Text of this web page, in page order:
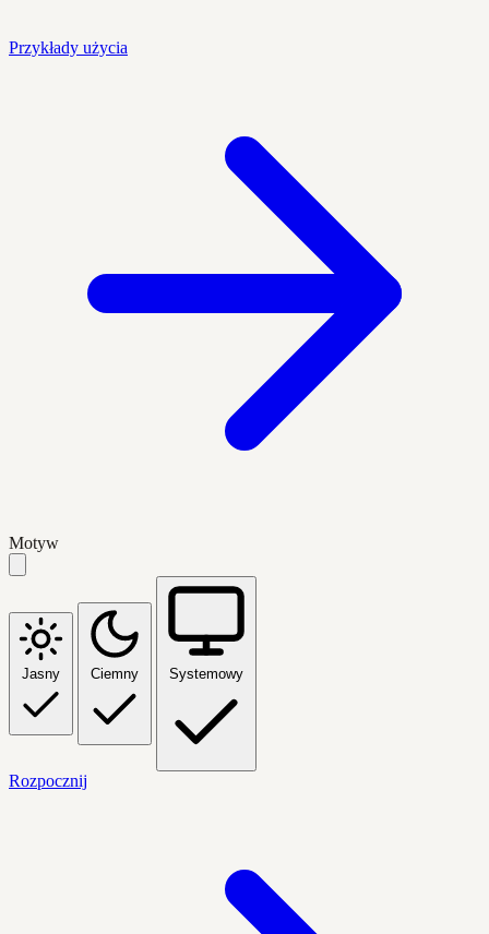
Przykłady użycia
Motyw
Jasny Ciemny Systemowy
Rozpocznij